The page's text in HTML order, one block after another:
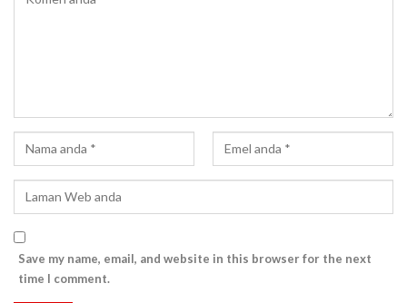
Save my name, email, and website in this browser for the next
time I comment.